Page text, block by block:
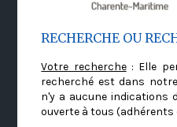
RECHERCHE OU
Votre recherche: Elle
recherché est dans
n'y a aucune indications
ouverte à tous (adhérents